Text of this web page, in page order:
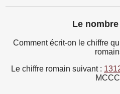
Le
Comment écrit-on le chiffre
Le chiffre romain suivant :